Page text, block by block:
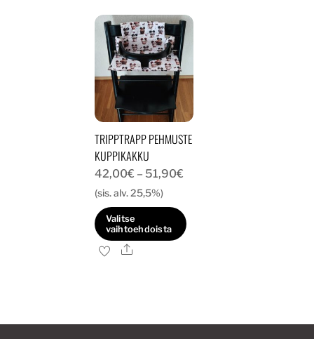
TRIPPTRAPP PEHMUSTE
KUPPIKAKKU
42,00€ – 51,90€
-
51,90€
(sis. alv. 25,5%)
Valitse
vaihtoehdoista
Tällä
muunnelma.
Ale